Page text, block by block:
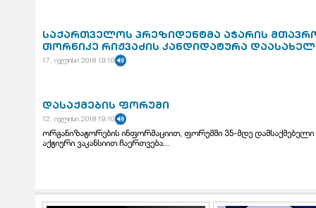
საქართველოს პრეზიდენტმა აჭარის
თორნიკე რიჟვაძის კანდიდატურა
17, ივლისი 2018 19:10
დასაქმების ფორუმი
12, ივლისი 2018 19:10
ორგანიზატორების ინფორმაციით, ფორუმში 35-მდე
აქტიური ვაკანსიით ჩაერთვება...